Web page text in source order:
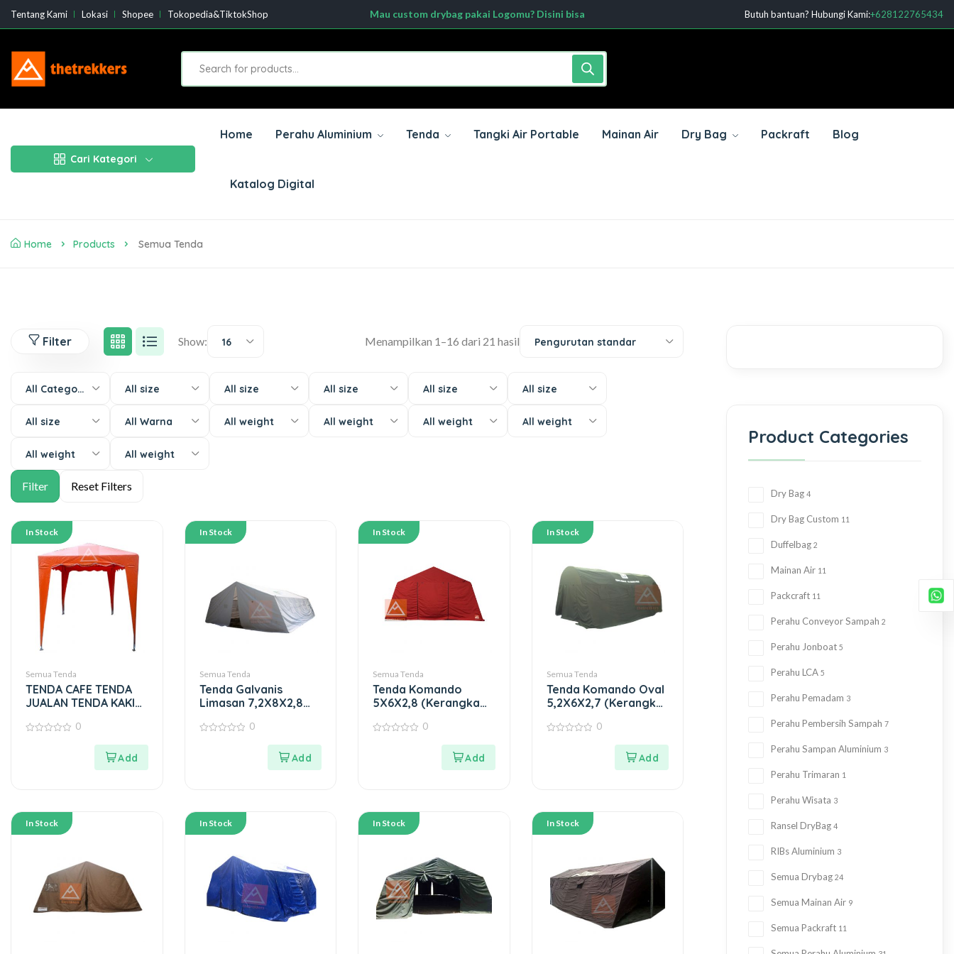
Tentang Kami Lokasi Shopee Tokopedia&TiktokShop
Dengan Minimal order 20pcs hubungi kami sekarang
Butuh bantuan? Hubungi Kami:+628122765434
Cari Kategori
Home Perahu Aluminium Tenda Tangki Air Portable Mainan Air Dry Bag Packraft Blog
Katalog Digital
Home Products Semua Tenda
Filter Show: 16 Menampilkan 1–16 dari 21 hasil Pengurutan standar
All Categories All size All size All size All size All size
All size All Warna All weight All weight All weight All weight
All weight All weight
In Stock
Semua Tenda
TENDA CAFE TENDA
JUALAN TENDA KAKI
0
In Stock
Semua Tenda
Tenda Galvanis
Limasan 7,2X8X2,8
0
In Stock
Semua Tenda
Tenda Komando
5X6X2,8 (Kerangka
0
In Stock
Semua Tenda
Tenda Komando Oval
5,2X6X2,7 (Kerangka
0
In Stock In Stock In Stock In Stock
Product Categories
Dry Bag 4
Dry Bag Custom 11
Duffelbag 2
Mainan Air 11
Packcraft 11
Perahu Conveyor Sampah 2
Perahu Jonboat 5
Perahu LCA 5
Perahu Pemadam 3
Perahu Pembersih Sampah 7
Perahu Sampan Aluminium 3
Perahu Trimaran 1
Perahu Wisata 3
Ransel DryBag 4
RIBs Aluminium 3
Semua Drybag 24
Semua Mainan Air 9
Semua Packraft 11